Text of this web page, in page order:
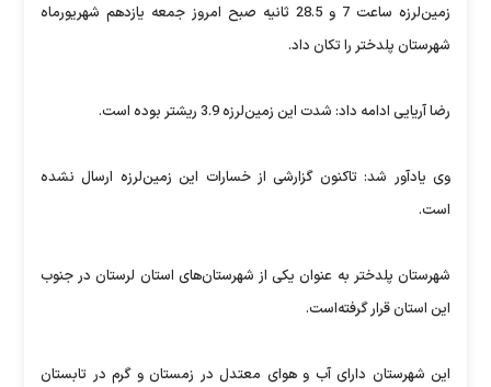
زمین‌لرزه ساعت 7 و 28.5 ثانیه صبح امروز جمعه یازدهم شهریورماه
شهرستان پلدختر را تکان داد.
رضا آریایی ادامه داد: شدت این زمین‌لرزه 3.9 ریشتر بوده است.
وی یادآور شد: تاکنون گزارشی از خسارات این زمین‌لرزه ارسال نشده
است.
شهرستان پلدختر به عنوان یکی از شهرستان‌های استان لرستان در جنوب
این استان قرار گرفته‌است.
این شهرستان دارای آب و هوای معتدل در زمستان و گرم در تابستان